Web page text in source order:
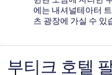
에는 내셔널테아터
츠 광장에 가실 수 있
이
부티크 호텔